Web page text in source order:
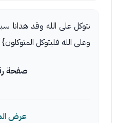
نتوكل على الله وقد هدانا
وعلى الله فليتوكل المتوكلون}
صفحة رقم
عرض